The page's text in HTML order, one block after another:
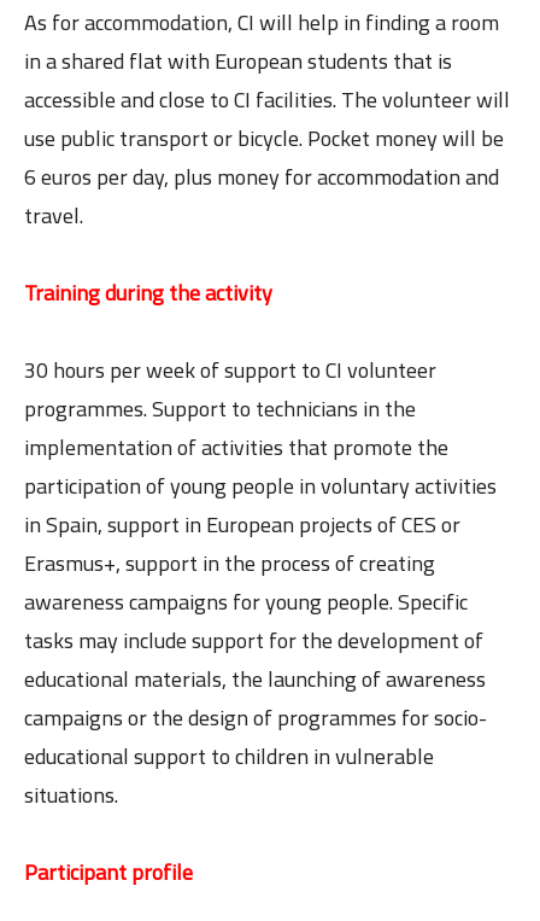
As for accommodation, CI will help in finding a room
in a shared flat with European students that is
accessible and close to CI facilities. The volunteer will
use public transport or bicycle. Pocket money will be
6 euros per day, plus money for accommodation and
travel.
Training during the activity
30 hours per week of support to CI volunteer
programmes. Support to technicians in the
implementation of activities that promote the
participation of young people in voluntary activities
in Spain, support in European projects of CES or
Erasmus+, support in the process of creating
awareness campaigns for young people. Specific
tasks may include support for the development of
educational materials, the launching of awareness
campaigns or the design of programmes for socio-
educational support to children in vulnerable
situations.
Participant profile